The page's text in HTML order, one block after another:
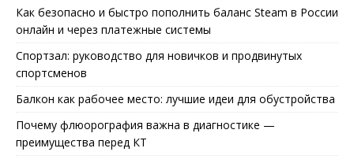
Как безопасно и быстро пополнить баланс Steam в России
онлайн и через платежные системы
Спортзал: руководство для новичков и продвинутых
спортсменов
Балкон как рабочее место: лучшие идеи для обустройства
Почему флюорография важна в диагностике —
преимущества перед КТ